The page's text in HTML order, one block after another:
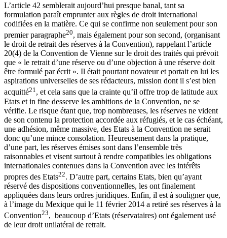
L’article 42 semblerait aujourd’hui presque banal, tant sa
formulation paraît emprunter aux règles de droit international
codifiées en la matière. Ce qui se confirme non seulement pour son
premier paragraphe20, mais également pour son second, (organisant
le droit de retrait des réserves à la Convention), rappelant l’article
20(4) de la Convention de Vienne sur le droit des traités qui prévoit
que « le retrait d’une réserve ou d’une objection à une réserve doit
être formulé par écrit ». Il était pourtant novateur et portait en lui les
aspirations universelles de ses rédacteurs, mission dont il s’est bien
acquitté21 , et cela sans que la crainte qu’il offre trop de latitude aux
Etats et in fine desserve les ambitions de la Convention, ne se
vérifie. Le risque étant que, trop nombreuses, les réserves ne vident
de son contenu la protection accordée aux réfugiés, et le cas échéant,
une adhésion, même massive, des Etats à la Convention ne serait
donc qu’une mince consolation. Heureusement dans la pratique,
d’une part, les réserves émises sont dans l’ensemble très
raisonnables et visent surtout à rendre compatibles les obligations
internationales contenues dans la Convention avec les intérêts
propres des Etats22. D’autre part, certains Etats, bien qu’ayant
réservé des dispositions conventionnelles, les ont finalement
appliquées dans leurs ordres juridiques. Enfin, il est à souligner que,
à l’image du Mexique qui le 11 février 2014 a retiré ses réserves à la
Convention23, beaucoup d’Etats (réservataires) ont également usé
de leur droit unilatéral de retrait.